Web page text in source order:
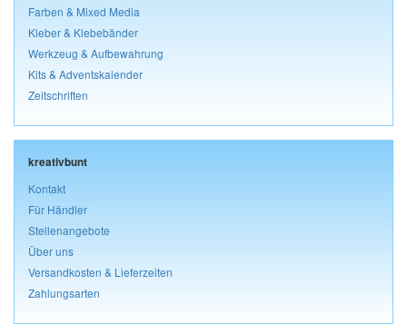
Farben & Mixed Media
Kleber & Klebebänder
Werkzeug & Aufbewahrung
Kits & Adventskalender
Zeitschriften
kreativbunt
Kontakt
Für Händler
Stellenangebote
Über uns
Versandkosten & Lieferzeiten
Zahlungsarten